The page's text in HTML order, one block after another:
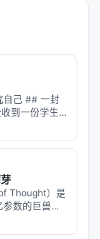
什么：
）：
）：
自己 ## 一封
到一份学生
教授心里有一
，班上突然多
Thought）是
数的巨兽，
一步步推过
想。 但